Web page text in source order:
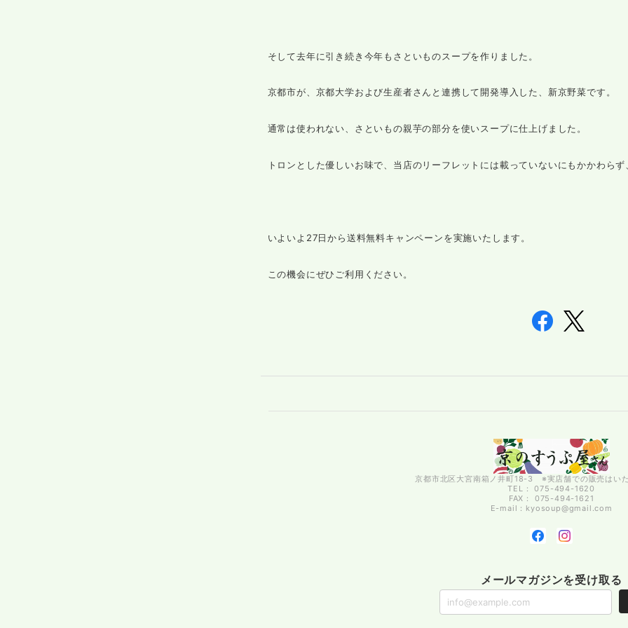
そして去年に引き続き今年もさといものスープを作りました。
京都市が、京都大学および生産者さんと連携して開発導入した、新京野菜です。
通常は使われない、さといもの親芋の部分を使いスープに仕上げました。
トロンとした優しいお味で、当店のリーフレットには載っていないにもかかわらず
いよいよ27日から送料無料キャンペーンを実施いたします。
この機会にぜひご利用ください。
京都市北区大宮南箱ノ井町18-3 ※実店舗での販売はい
TEL： 075-494-1620
FAX： 075-494-1621
E-mail： kyosoup@gmail.com
メールマガジンを受け取る